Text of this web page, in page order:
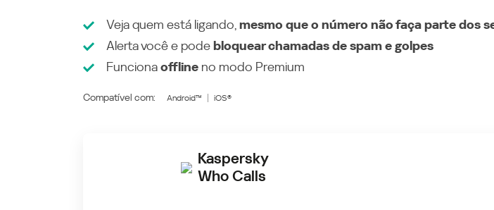
Veja quem está ligando, mesmo que o número não faça parte dos
Alerta você e podebloquear chamadas de spam e golpes
Funcionaoffline no modo Premium
Compatível com: Android™ iOS®
Kaspersky
Who Calls